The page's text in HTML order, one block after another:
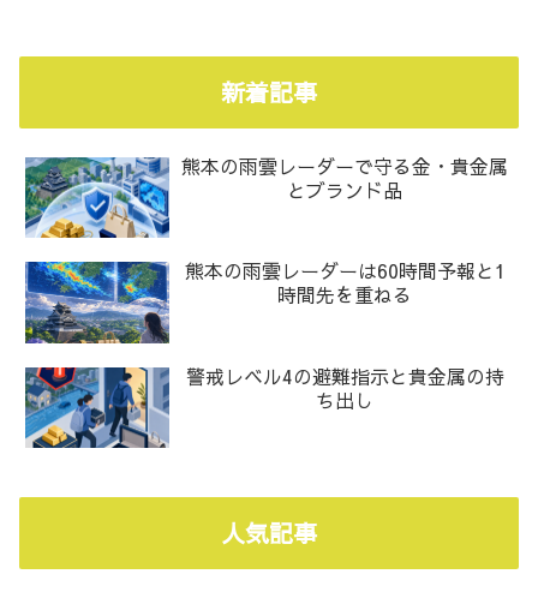
新着記事
熊本の雨雲レーダーで守る金・貴金属
とブランド品
熊本の雨雲レーダーは60時間予報と1
時間先を重ねる
警戒レベル4の避難指示と貴金属の持
ち出し
人気記事